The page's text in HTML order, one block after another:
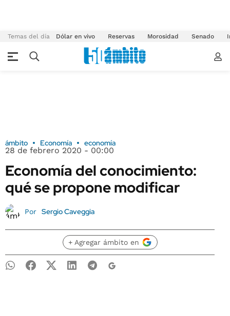
Temas del día Dólar en vivo Reservas Morosidad Senado
ámbito Economía economía
28 de febrero 2020 - 00:00
Economía del conocimiento:
qué se propone modificar
Por Sergio Caveggia
+ Agregar ámbito en